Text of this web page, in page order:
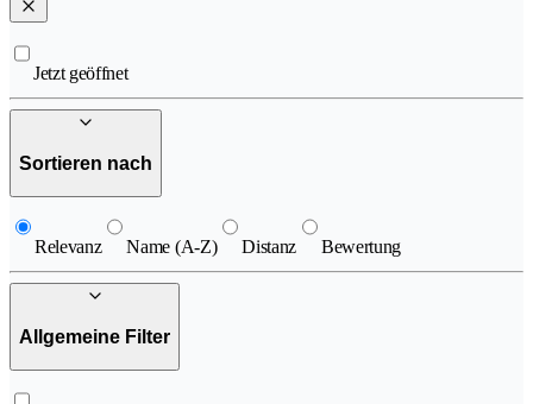
Jetzt geöffnet
Sortieren nach
Relevanz Name (A-Z) Distanz Bewertung
Allgemeine Filter